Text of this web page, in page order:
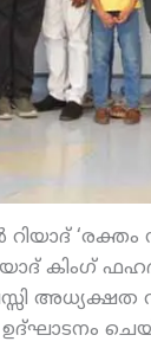
കിംഗ്
അധ്യക്ഷത
ഉദ്ഘാടനം